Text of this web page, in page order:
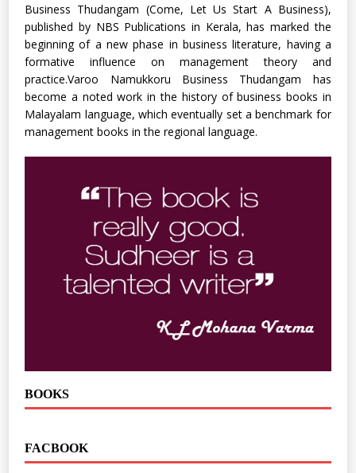
Business Thudangam (Come, Let Us Start A Business),
published by NBS Publications in Kerala, has marked the
beginning of a new phase in business literature, having a
formative influence on management theory and
practice.Varoo Namukkoru Business Thudangam has
become a noted work in the history of business books in
Malayalam language, which eventually set a benchmark for
management books in the regional language.
BOOKS
FACBOOK